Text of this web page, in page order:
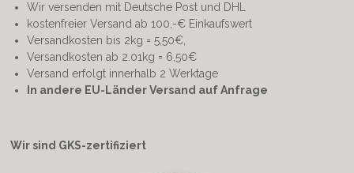
Wir versenden mit Deutsche Post und DHL
kostenfreier Versand ab 100,-€ Einkaufswert
Versandkosten bis 2kg = 5,50€,
Versandkosten ab 2.01kg = 6,50€
Versand erfolgt innerhalb 2 Werktage
In andere EU-Länder Versand auf Anfrage
Wir sind GKS-zertifiziert